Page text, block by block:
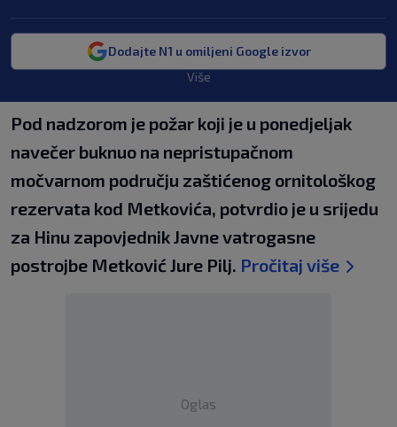
Dodajte N1 u omiljeni Google izvor
Više
Pod nadzorom je požar koji je u ponedjeljak
navečer buknuo na nepristupačnom
močvarnom području zaštićenog ornitološkog
rezervata kod Metkovića, potvrdio je u srijedu
za Hinu zapovjednik Javne vatrogasne
postrojbe Metković Jure Pilj. Pročitaj više
Oglas